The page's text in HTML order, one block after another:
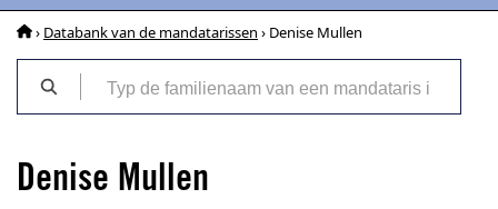
› Databank van de mandatarissen › Denise Mullen
Denise Mullen